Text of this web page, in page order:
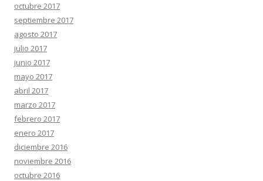
octubre 2017
septiembre 2017
agosto 2017
julio 2017
junio 2017
mayo 2017
abril 2017
marzo 2017
febrero 2017
enero 2017
diciembre 2016
noviembre 2016
octubre 2016